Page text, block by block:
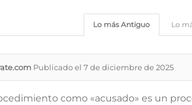
Lo
Lo más Antiguo
Publicado el 7 de diciembre de 2025
como «acusado» es un